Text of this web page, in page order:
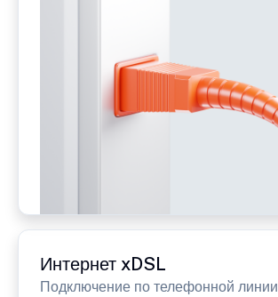
Интернет xDSL
Подключение по телефонной линии